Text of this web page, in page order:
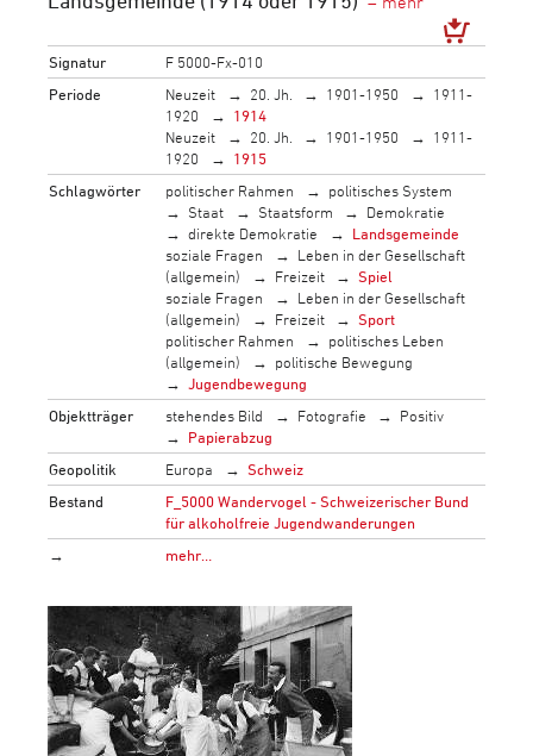
Signatur
F 5000-Fx-010
Periode
Neuzeit 20. Jh. 1901-1950
1911-
1920
1914
Neuzeit
20. Jh. 1901-1950
1911-
1920
1915
Schlagwörter
politischer Rahmen
politisches System
Staat
Staatsform
Demokratie
direkte Demokratie
Landsgemeinde
soziale Fragen
Leben in der Gesellschaft
(allgemein)
Freizeit
Spiel
soziale Fragen
Leben in der Gesellschaft
(allgemein)
Freizeit
Sport
politischer Rahmen
politisches Leben
(allgemein)
politische Bewegung
Jugendbewegung
Objektträger
stehendes Bild Fotografie
Positiv
Papierabzug
Geopolitik
Europa
Schweiz
Bestand
F_5000 Wandervogel - Schweizerischer Bund
für alkoholfreie Jugendwanderungen
→
mehr…